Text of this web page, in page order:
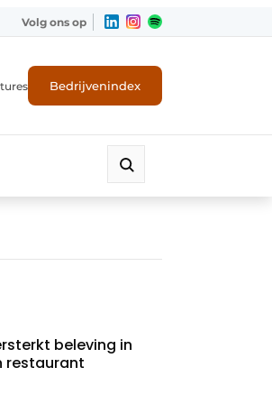
Volg ons op
Bedrijvenindex
beleving in
restaurant